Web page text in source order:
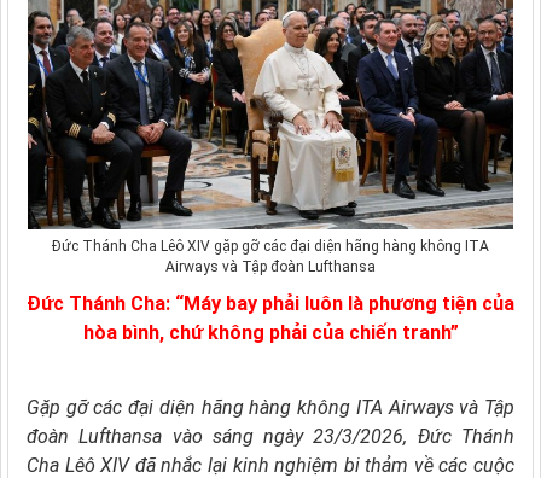
Đức Thánh Cha Lêô XIV gặp gỡ các đại diện hãng hàng không ITA
Airways và Tập đoàn Lufthansa
Đức Thánh Cha: “Máy bay phải luôn là phương tiện của
hòa bình, chứ không phải của chiến tranh”
Gặp gỡ các đại diện hãng hàng không ITA Airways và Tập
đoàn Lufthansa vào sáng ngày 23/3/2026, Đức Thánh
Cha Lêô XIV đã nhắc lại kinh nghiệm bi thảm về các cuộc